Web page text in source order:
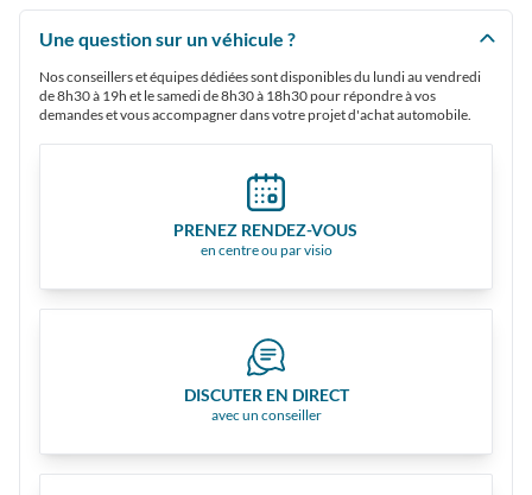
Une question sur un véhicule ?
Nos conseillers et équipes dédiées sont disponibles du lundi au vendredi
de 8h30 à 19h et le samedi de 8h30 à 18h30 pour répondre à vos
demandes et vous accompagner dans votre projet d'achat automobile.
PRENEZ RENDEZ-VOUS
en centre ou par visio
DISCUTER EN DIRECT
avec un conseiller